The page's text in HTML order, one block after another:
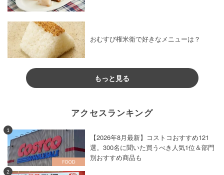
おむすび権米衛で好きなメニューは？
もっと見る
アクセスランキング
1
【2026年8月最新】コストコおすすめ121
選。300名に聞いた買うべき人気1位＆部門
別おすすめ商品も
2